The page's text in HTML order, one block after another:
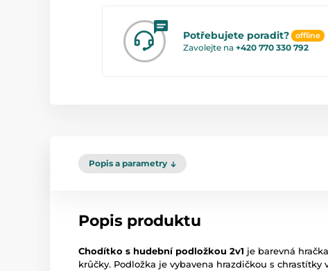
Potřebujete poradit? offline
Zavolejte na +420 770 330 792
Popis a parametry
Popis produktu
Chodítko s hudební podložkou 2v1 je barevná
krůčky. Podložka je vybavena hrazdičkou s